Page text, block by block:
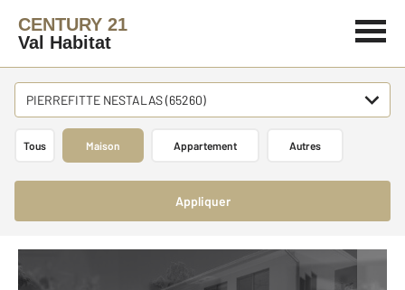
CENTURY 21
Val Habitat
PIERREFITTE NESTALAS (65260)
Tous Maison Appartement Autres
Appliquer